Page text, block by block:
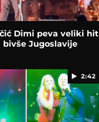
Dimi peva veliki hit
bivše Jugoslavije
2:42